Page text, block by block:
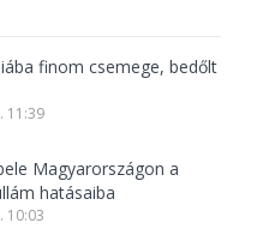
finom csemege, bedőlt
11:39
Magyarországon a
hatásaiba
10:03